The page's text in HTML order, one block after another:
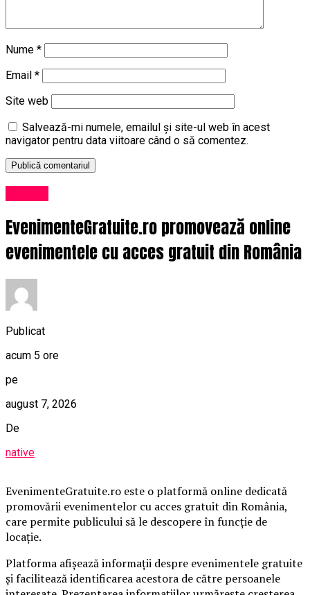
Nume *
Email *
Site web
Salvează-mi numele, emailul și site-ul web în acest
navigator pentru data viitoare când o să comentez.
EvenimenteGratuite.ro promovează online
evenimentele cu acces gratuit din România
Publicat
acum 5 ore
pe
august 7, 2026
De
native
EvenimenteGratuite.ro este o platformă online dedicată
promovării evenimentelor cu acces gratuit din România,
care permite publicului să le descopere în funcție de
locație.
Platforma afișează informații despre evenimentele gratuite
și facilitează identificarea acestora de către persoanele